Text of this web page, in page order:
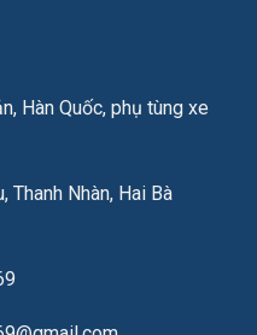
Hàn Quốc, phụ tùng xe
Thanh Nhàn, Hai Bà